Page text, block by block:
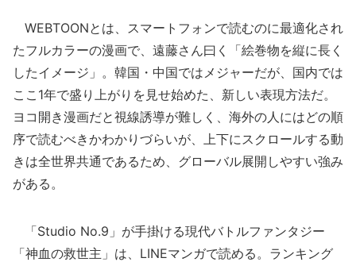
WEBTOONとは、スマートフォンで読むのに最適化され
たフルカラーの漫画で、遠藤さん曰く「絵巻物を縦に長く
したイメージ」。韓国・中国ではメジャーだが、国内では
ここ1年で盛り上がりを見せ始めた、新しい表現方法だ。
ヨコ開き漫画だと視線誘導が難しく、海外の人にはどの順
序で読むべきかわかりづらいが、上下にスクロールする動
きは全世界共通であるため、グローバル展開しやすい強み
がある。
「Studio No.9」が手掛ける現代バトルファンタジー
「神血の救世主」は、LINEマンガで読める。ランキング